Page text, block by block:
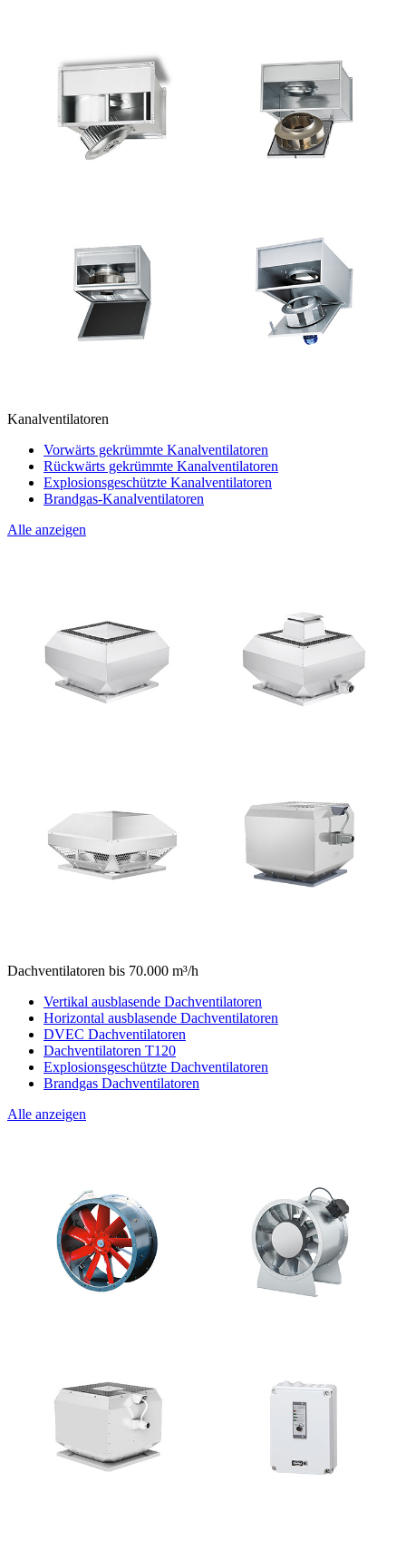
Kanalventilatoren
Vorwärts gekrümmte Kanalventilatoren
Rückwärts gekrümmte Kanalventilatoren
Explosionsgeschützte Kanalventilatoren
Brandgas-Kanalventilatoren
Alle anzeigen
Dachventilatoren bis 70.000 m³/h
Vertikal ausblasende Dachventilatoren
Horizontal ausblasende Dachventilatoren
DVEC Dachventilatoren
Dachventilatoren T120
Explosionsgeschützte Dachventilatoren
Brandgas Dachventilatoren
Alle anzeigen